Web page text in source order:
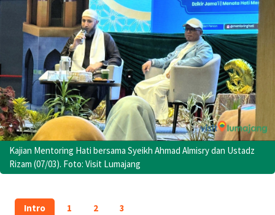
Kajian Mentoring Hati bersama Syeikh Ahmad Almisry dan Ustadz
Rizam (07/03). Foto: Visit Lumajang
Intro 1 2 3